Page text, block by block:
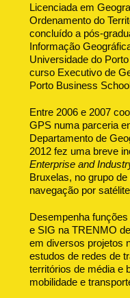
Licenciada em
Ordenamento do
concluído a pós-
Informação
Universidade do
curso Executivo de
Porto Business
Entre 2006 e 2007
GPS numa parceria
Departamento de
2012 fez uma breve
Enterprise and
Bruxelas, no grupo
navegação por
Desempenha
e SIG na TRENMO
em diversos projetos
estudos de redes de
territórios de média e
mobilidade e